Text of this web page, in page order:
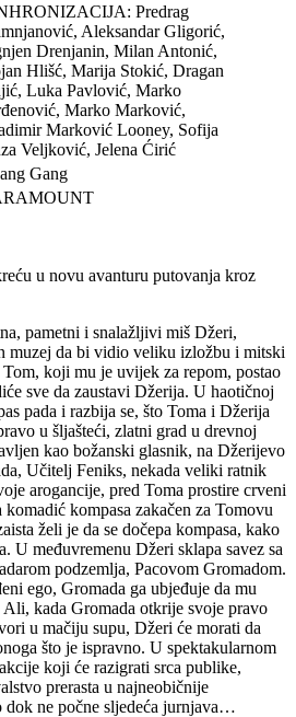
Predrag
Aleksandar Gligorić,
Drenjanin, Milan Antonić,
Hlišć, Marija Stokić, Dragan
Luka Pavlović, Marko
Marko Marković,
Marković Looney, Sofija
Veljković, Jelena Ćirić
Gang
u novu avanturu putovanja kroz
pametni i snalažljivi miš Džeri,
muzej da bi vidio veliku izložbu i mitski
koji mu je uvijek za repom, postao
sve da zaustavi Džerija. U haotičnoj
pada i razbija se, što Toma i Džerija
u šljašteći, zlatni grad u drevnoj
kao božanski glasnik, na Džerijevo
Učitelj Feniks, nekada veliki ratnik
arogancije, pred Toma prostire crveni
kompasa zakačen za Tomovu
želi je da se dočepa kompasa, kako
U međuvremenu Džeri sklapa savez sa
podzemlja, Pacovom Gromadom.
ego, Gromada ga ubjeđuje da mu
Ali, kada Gromada otkrije svoje pravo
u mačiju supu, Džeri će morati da
što je ispravno. U spektakularnom
koji će razigrati srca publike,
prerasta u najneobičnije
ne počne sljedeća jurnjava…